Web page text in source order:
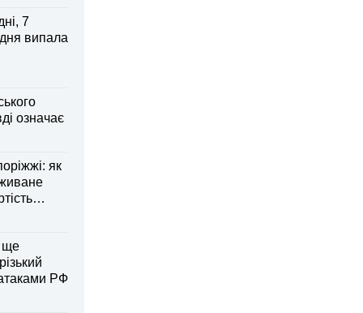
7
випала
означає
як
ще
РФ